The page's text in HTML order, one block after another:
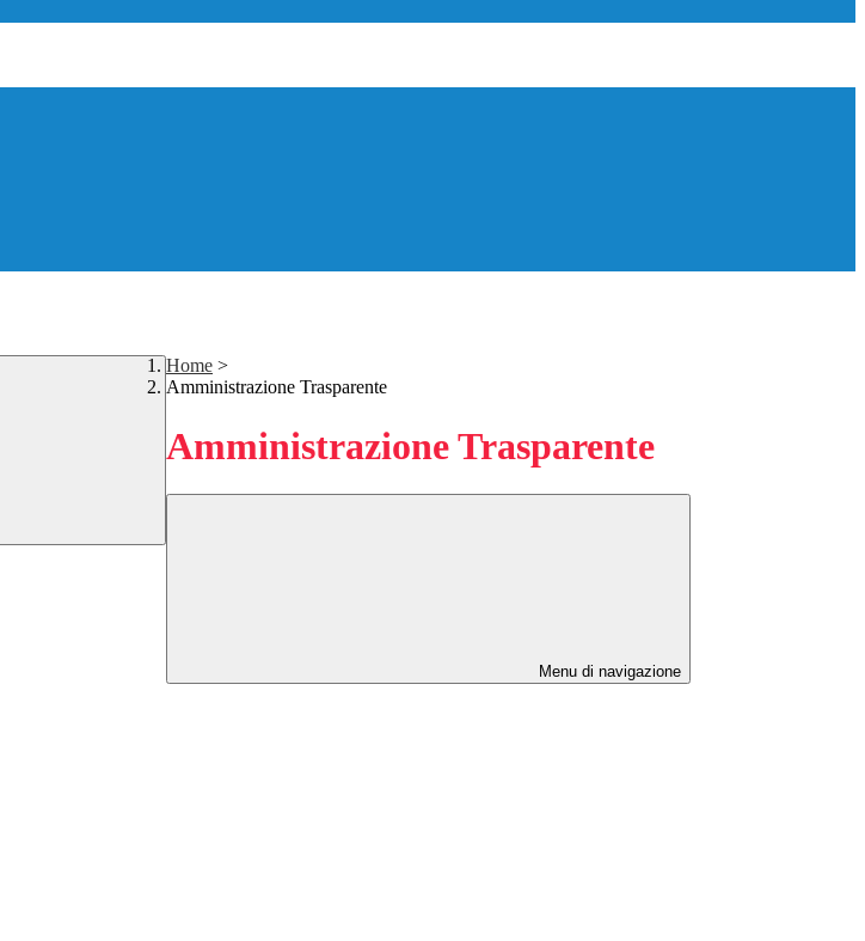
Home >
Amministrazione Trasparente
Amministrazione Trasparente
Menu di navigazione